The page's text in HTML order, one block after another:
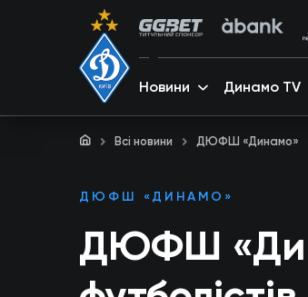
Новини Динамо TV
Всі новини ДЮФШ «Динамо»
ДЮФШ «ДИНАМО»
ДЮФШ